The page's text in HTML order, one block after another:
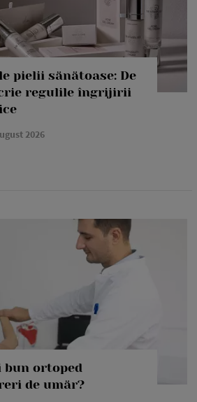
pielii sănătoase: De
regulile îngrijirii
2026
bun ortoped
de umăr?